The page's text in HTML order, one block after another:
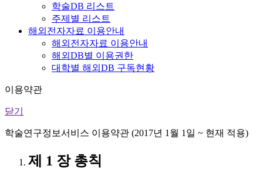
학술DB 리스트
주제별 리스트
해외전자자료 이용안내
해외전자자료 이용안내
해외DB별 이용권한
대학별 해외DB 구독현황
이용약관
닫기
학술연구정보서비스 이용약관 (2017년 1월 1일 ~ 현재 적용)
제 1 장 총칙